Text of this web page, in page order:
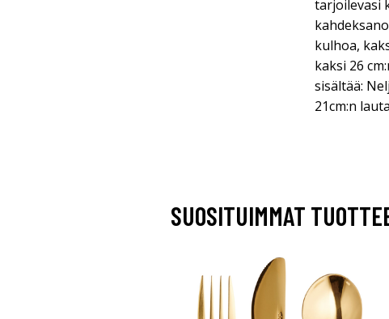
tarjoilevasi
kulhoa,
kaksi 26
sisältää:
21cm:n
SUOSITUIMMAT